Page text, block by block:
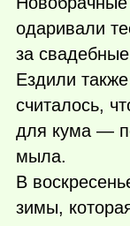
одаривали
за
Ездили
считалось,
для кума —
мыла.
В
зимы,